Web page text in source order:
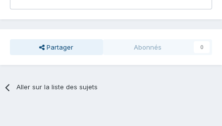
Partager Abonnés 0
Aller sur la liste des sujets